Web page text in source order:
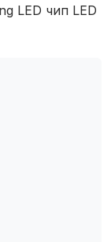
LED чип LED